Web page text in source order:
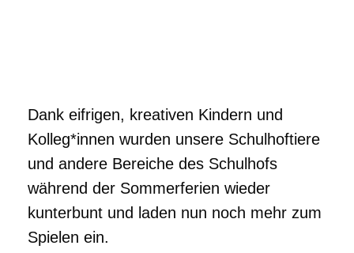
Dank eifrigen, kreativen Kindern und
Kolleg*innen wurden unsere Schulhoftiere
und andere Bereiche des Schulhofs
während der Sommerferien wieder
kunterbunt und laden nun noch mehr zum
Spielen ein.